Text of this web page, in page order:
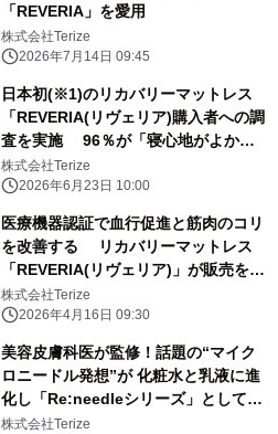
「REVERIA」を愛用
株式会社Terize
2026年7月14日 09:45
日本初(※1)のリカバリーマットレス
「REVERIA(リヴェリア)購入者への調
査を実施 96％が「寝心地がよかっ
た」と回答
株式会社Terize
2026年6月23日 10:00
医療機器認証で血行促進と筋肉のコリ
を改善する リカバリーマットレス
「REVERIA(リヴェリア)」が販売を開
始
株式会社Terize
2026年4月16日 09:30
美容皮膚科医が監修！話題の“マイク
ロニードル発想”が 化粧水と乳液に進
化し「Re:needleシリーズ」として5
月14日発売
株式会社Terize